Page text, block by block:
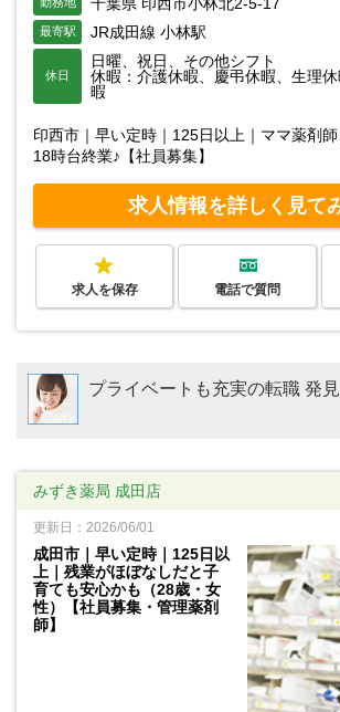
最寄駅 JR成田線 小林駅
休日
日曜、祝日、その他シフト
休暇：介護休暇、慶弔休暇、生理
暇
印西市｜早い定時｜125日以上｜ママ薬剤
18時台終業♪【社員募集】
求人情報を詳しく見て
求人を保存 電話で質問
プライベートも充実の転職 発見
みずき薬局 成田店
更新日：2026/06/01
成田市｜早い定時｜125日以
上｜残業がほぼなしだと子
育ても安心かも（28歳・女
性）【社員募集・管理薬剤
師】